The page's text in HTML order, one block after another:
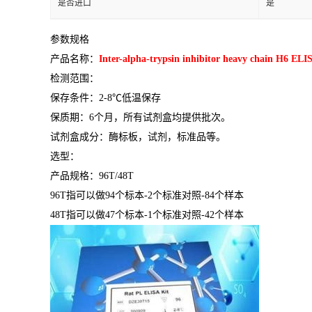
是否进口 是
参数规格
产品名称： Inter-alpha-trypsin inhibitor heavy chain H6
检测范围：
保存条件： 2-8℃低温保存
保质期： 6个月，所有试剂盒均提供批次。
试剂盒成分：酶标板，试剂，标准品等。
选型：
产品规格： 96T/48T
96T指可以做94个标本-2个标准对照-84个样本
48T指可以做47个标本-1 个标准对照-42个样本